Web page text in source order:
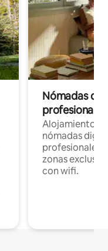
Nómadas
Alojamientos
nómadas
profesionales
zonas
con wifi.